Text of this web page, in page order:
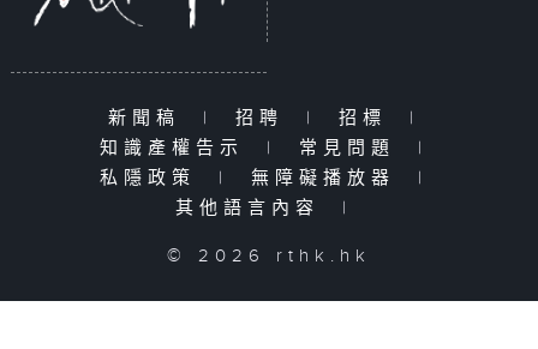
新聞稿 | 招聘 | 招標
|
知識產權告示
| 常見問題
|
私隱政策
| 無障礙播放器
|
其他語言內容
|
© 2026 rthk.hk